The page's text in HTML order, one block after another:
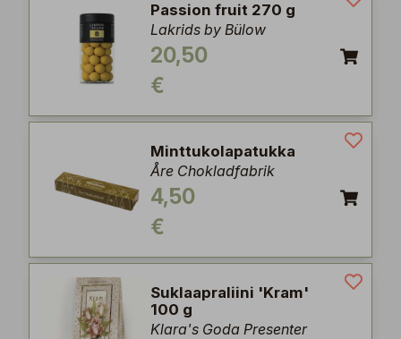
Passion fruit 270 g
Lakrids by Bülow
20,50
€
Minttukolapatukka
Åre Chokladfabrik
4,50
€
Suklaapraliini 'Kram'
100 g
Klara's Goda Presenter